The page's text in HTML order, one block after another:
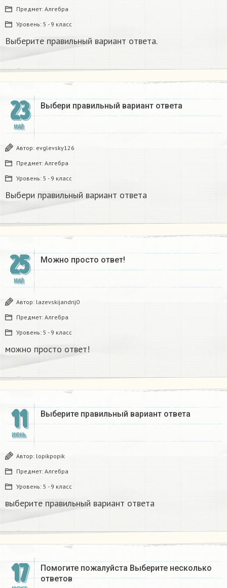
Предмет: Алгебра
Уровень: 5 - 9 класс
Выберите правильный вариант ответа.
23
МАЙ
Выбери правильный вариант ответа
Автор: evglevsky126
Предмет: Алгебра
Уровень: 5 - 9 класс
Выбери правильный вариант ответа
25
МАЙ
Можно просто ответ!
Автор: lazevskijandrij0
Предмет: Алгебра
Уровень: 5 - 9 класс
можно просто ответ!
11
ИЮНЬ
Выберите правильный вариант ответа ​
Автор: lopikpopik
Предмет: Алгебра
Уровень: 5 - 9 класс
выберите правильный вариант ответа ​
17
Помогите пожалуйста Выберите несколько
ответов